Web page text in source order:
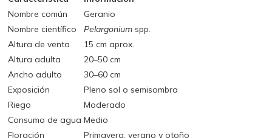
Nombre común
Geranio
Nombre científico
Pelargoniumspp.
Altura de venta
15 cm aprox.
Altura adulta
20–50 cm
Ancho adulto
30–60 cm
Exposición
Pleno sol o semisombra
Riego
Moderado
Consumo de agua Medio
Floración
Primavera, verano y otoño